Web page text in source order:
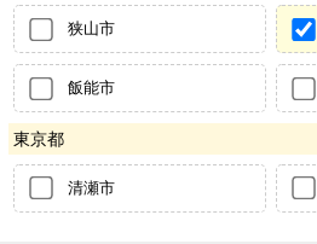
狭山市
飯能市
東京都
清瀬市